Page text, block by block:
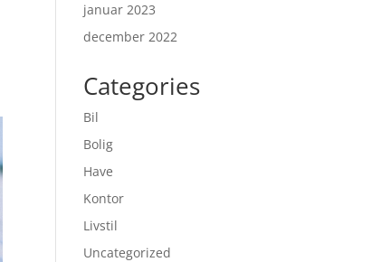
januar 2023
december 2022
Categories
Bil
Bolig
Have
Kontor
Livstil
Uncategorized